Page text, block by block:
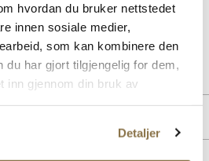
hvordan du bruker nettstedet
innen sosiale medier,
som kan kombinere den
du har gjort tilgjengelig for dem,
inn gjennom din bruk av
Detaljer